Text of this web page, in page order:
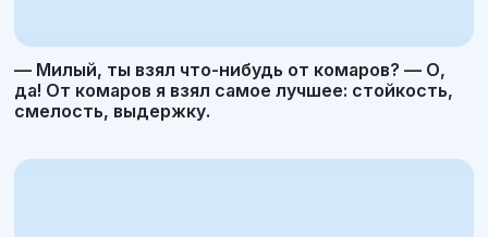
— Милый, ты взял что-нибудь от комаров? — О,
да! От комаров я взял самое лучшее: стойкость,
смелость, выдержку.